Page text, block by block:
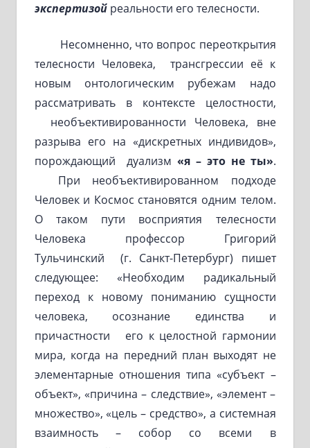
экспертизойреальности его телесности.
Несомненно, что вопрос переоткрытия
телесности Человека, трансгрессии её к
новым онтологическим рубежам надо
рассматривать в контексте целостности,
необъективированности Человека, вне
разрыва его на «дискретных индивидов»,
порождающий дуализм «я – это не ты».
При необъективированном подходе
Человек и Космос становятся одним телом.
О таком пути восприятия телесности
Человека профессор Григорий
Тульчинский (г. Санкт-Петербург) пишет
следующее: «Необходим радикальный
переход к новому пониманию сущности
человека, осознание единства и
причастности его к целостной гармонии
мира, когда на передний план выходят не
элементарные отношения типа «субъект –
объект», «причина – следствие», «элемент –
множество», «цель – средство», а системная
взаимность – собор со всеми в